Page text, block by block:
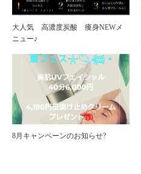
大人気 高濃度炭酸 痩身NEWメ
ニュー♪
8月キャンペーンのお知らせ?